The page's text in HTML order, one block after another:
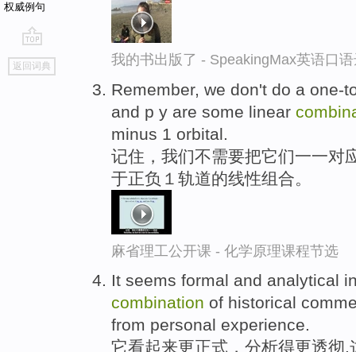
权威例句
go
top
返回词典 我的书出版了 - SpeakingMax英语口
Remember, we don't do a one-
and p y are some linear
minus 1 orbital.
记住，我们不需要把它们一一对
于正负１轨道的线性组合。
麻省理工公开课 - 化学原理课程节选
It seems formal and analytical
combination of historical
from personal experience.
它看起来更正式，分析得更透彻